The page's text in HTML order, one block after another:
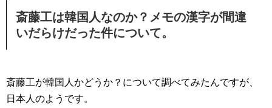
斎藤工は韓国人なのか？メモの漢字が間違
いだらけだった件について。
斎藤工が韓国人かどうか？について調べてみたんですが、
日本人のようです。